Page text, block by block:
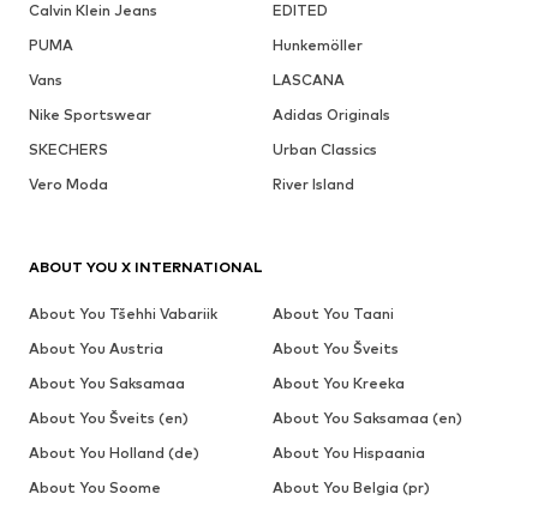
Calvin Klein Jeans
EDITED
PUMA
Hunkemöller
Vans
LASCANA
Nike Sportswear
Adidas Originals
SKECHERS
Urban Classics
Vero Moda
River Island
ABOUT YOU X INTERNATIONAL
About You Tšehhi Vabariik
About You Taani
About You Austria
About You Šveits
About You Saksamaa
About You Kreeka
About You Šveits (en)
About You Saksamaa (en)
About You Holland (de)
About You Hispaania
About You Soome
About You Belgia (pr)